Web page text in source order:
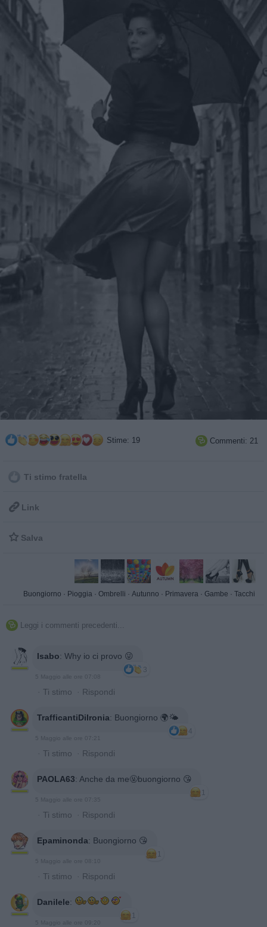
Stime: 19  Commenti: 21
Ti stimo fratella
 Link
 Salva
Buongiorno · Pioggia · Ombrelli · Autunno · Primavera · Gambe · Tacchi
 Leggi i commenti precedenti...
Isabo: Why io ci provo 😜
3
5 Maggio alle ore 07:08
· Ti stimo · Rispondi
TrafficantiDiIronia: Buongiorno 🌍🌤
4
5 Maggio alle ore 07:21
· Ti stimo · Rispondi
PAOLA63: Anche da me🤬buongiorno 😘
1
5 Maggio alle ore 07:35
· Ti stimo · Rispondi
Epaminonda: Buongiorno 😘
1
5 Maggio alle ore 08:10
· Ti stimo · Rispondi
Danilele:
1
5 Maggio alle ore 09:20